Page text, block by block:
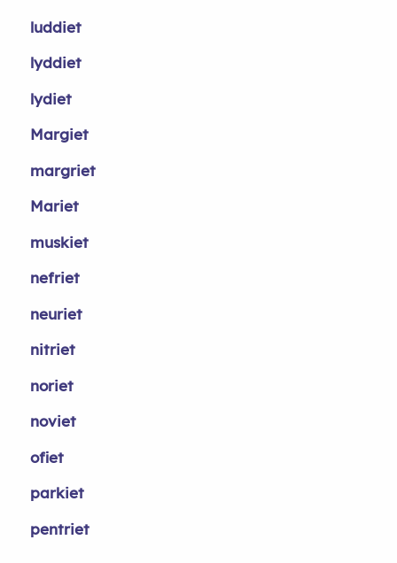
luddiet
lyddiet
lydiet
Margiet
margriet
Mariet
muskiet
nefriet
neuriet
nitriet
noriet
noviet
ofiet
parkiet
pentriet